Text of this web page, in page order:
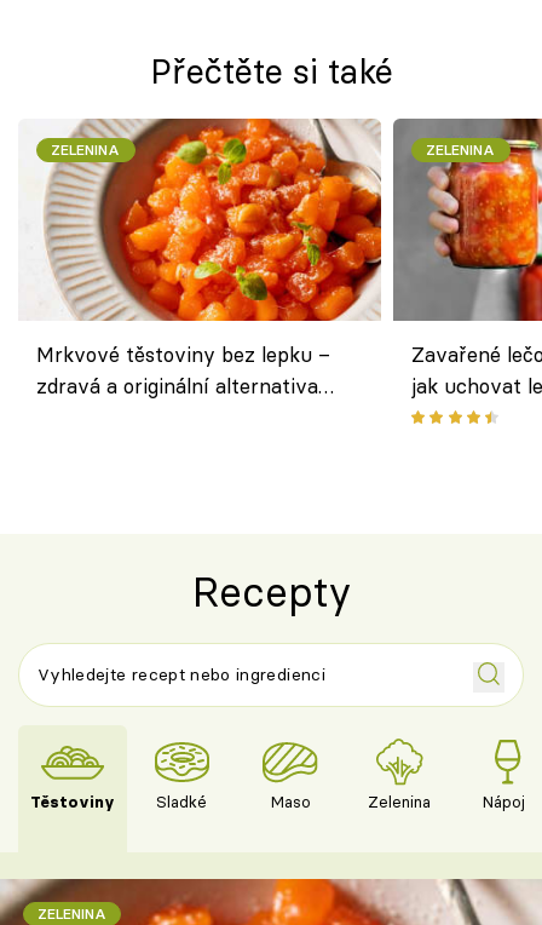
Přečtěte si také
ZELENINA
Mrkvové těstoviny bez lepku –
zdravá a originální alternativa
ZELENINA
Zavařené
jak uchovat
Recepty
Těstoviny Sladké Maso Zelenina Nápoje
ZELENINA